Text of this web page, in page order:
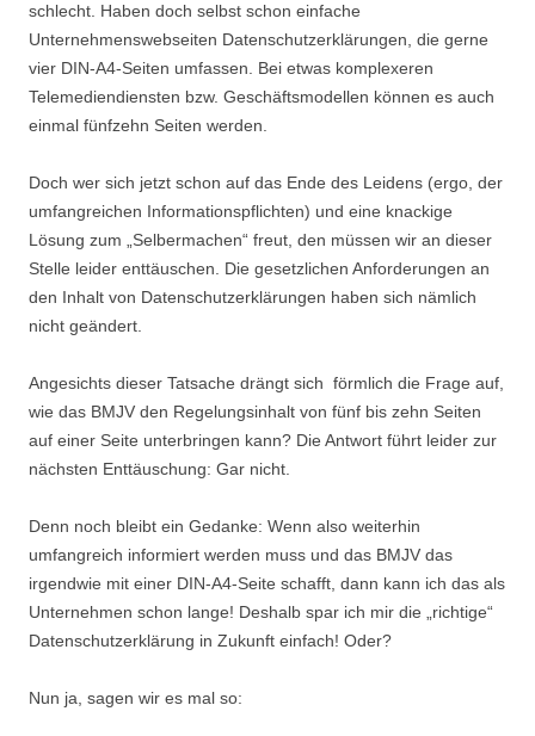
schlecht. Haben doch selbst schon einfache
Unternehmenswebseiten Datenschutzerklärungen, die gerne
vier DIN-A4-Seiten umfassen. Bei etwas komplexeren
Telemediendiensten bzw. Geschäftsmodellen können es auch
einmal fünfzehn Seiten werden.
Doch wer sich jetzt schon auf das Ende des Leidens (ergo, der
umfangreichen Informationspflichten) und eine knackige
Lösung zum „Selbermachen“ freut, den müssen wir an dieser
Stelle leider enttäuschen. Die gesetzlichen Anforderungen an
den Inhalt von Datenschutzerklärungen haben sich nämlich
nicht geändert.
Angesichts dieser Tatsache drängt sich förmlich die Frage auf,
wie das BMJV den Regelungsinhalt von fünf bis zehn Seiten
auf einer Seite unterbringen kann? Die Antwort führt leider zur
nächsten Enttäuschung: Gar nicht.
Denn noch bleibt ein Gedanke: Wenn also weiterhin
umfangreich informiert werden muss und das BMJV das
irgendwie mit einer DIN-A4-Seite schafft, dann kann ich das als
Unternehmen schon lange! Deshalb spar ich mir die „richtige“
Datenschutzerklärung in Zukunft einfach! Oder?
Nun ja, sagen wir es mal so: